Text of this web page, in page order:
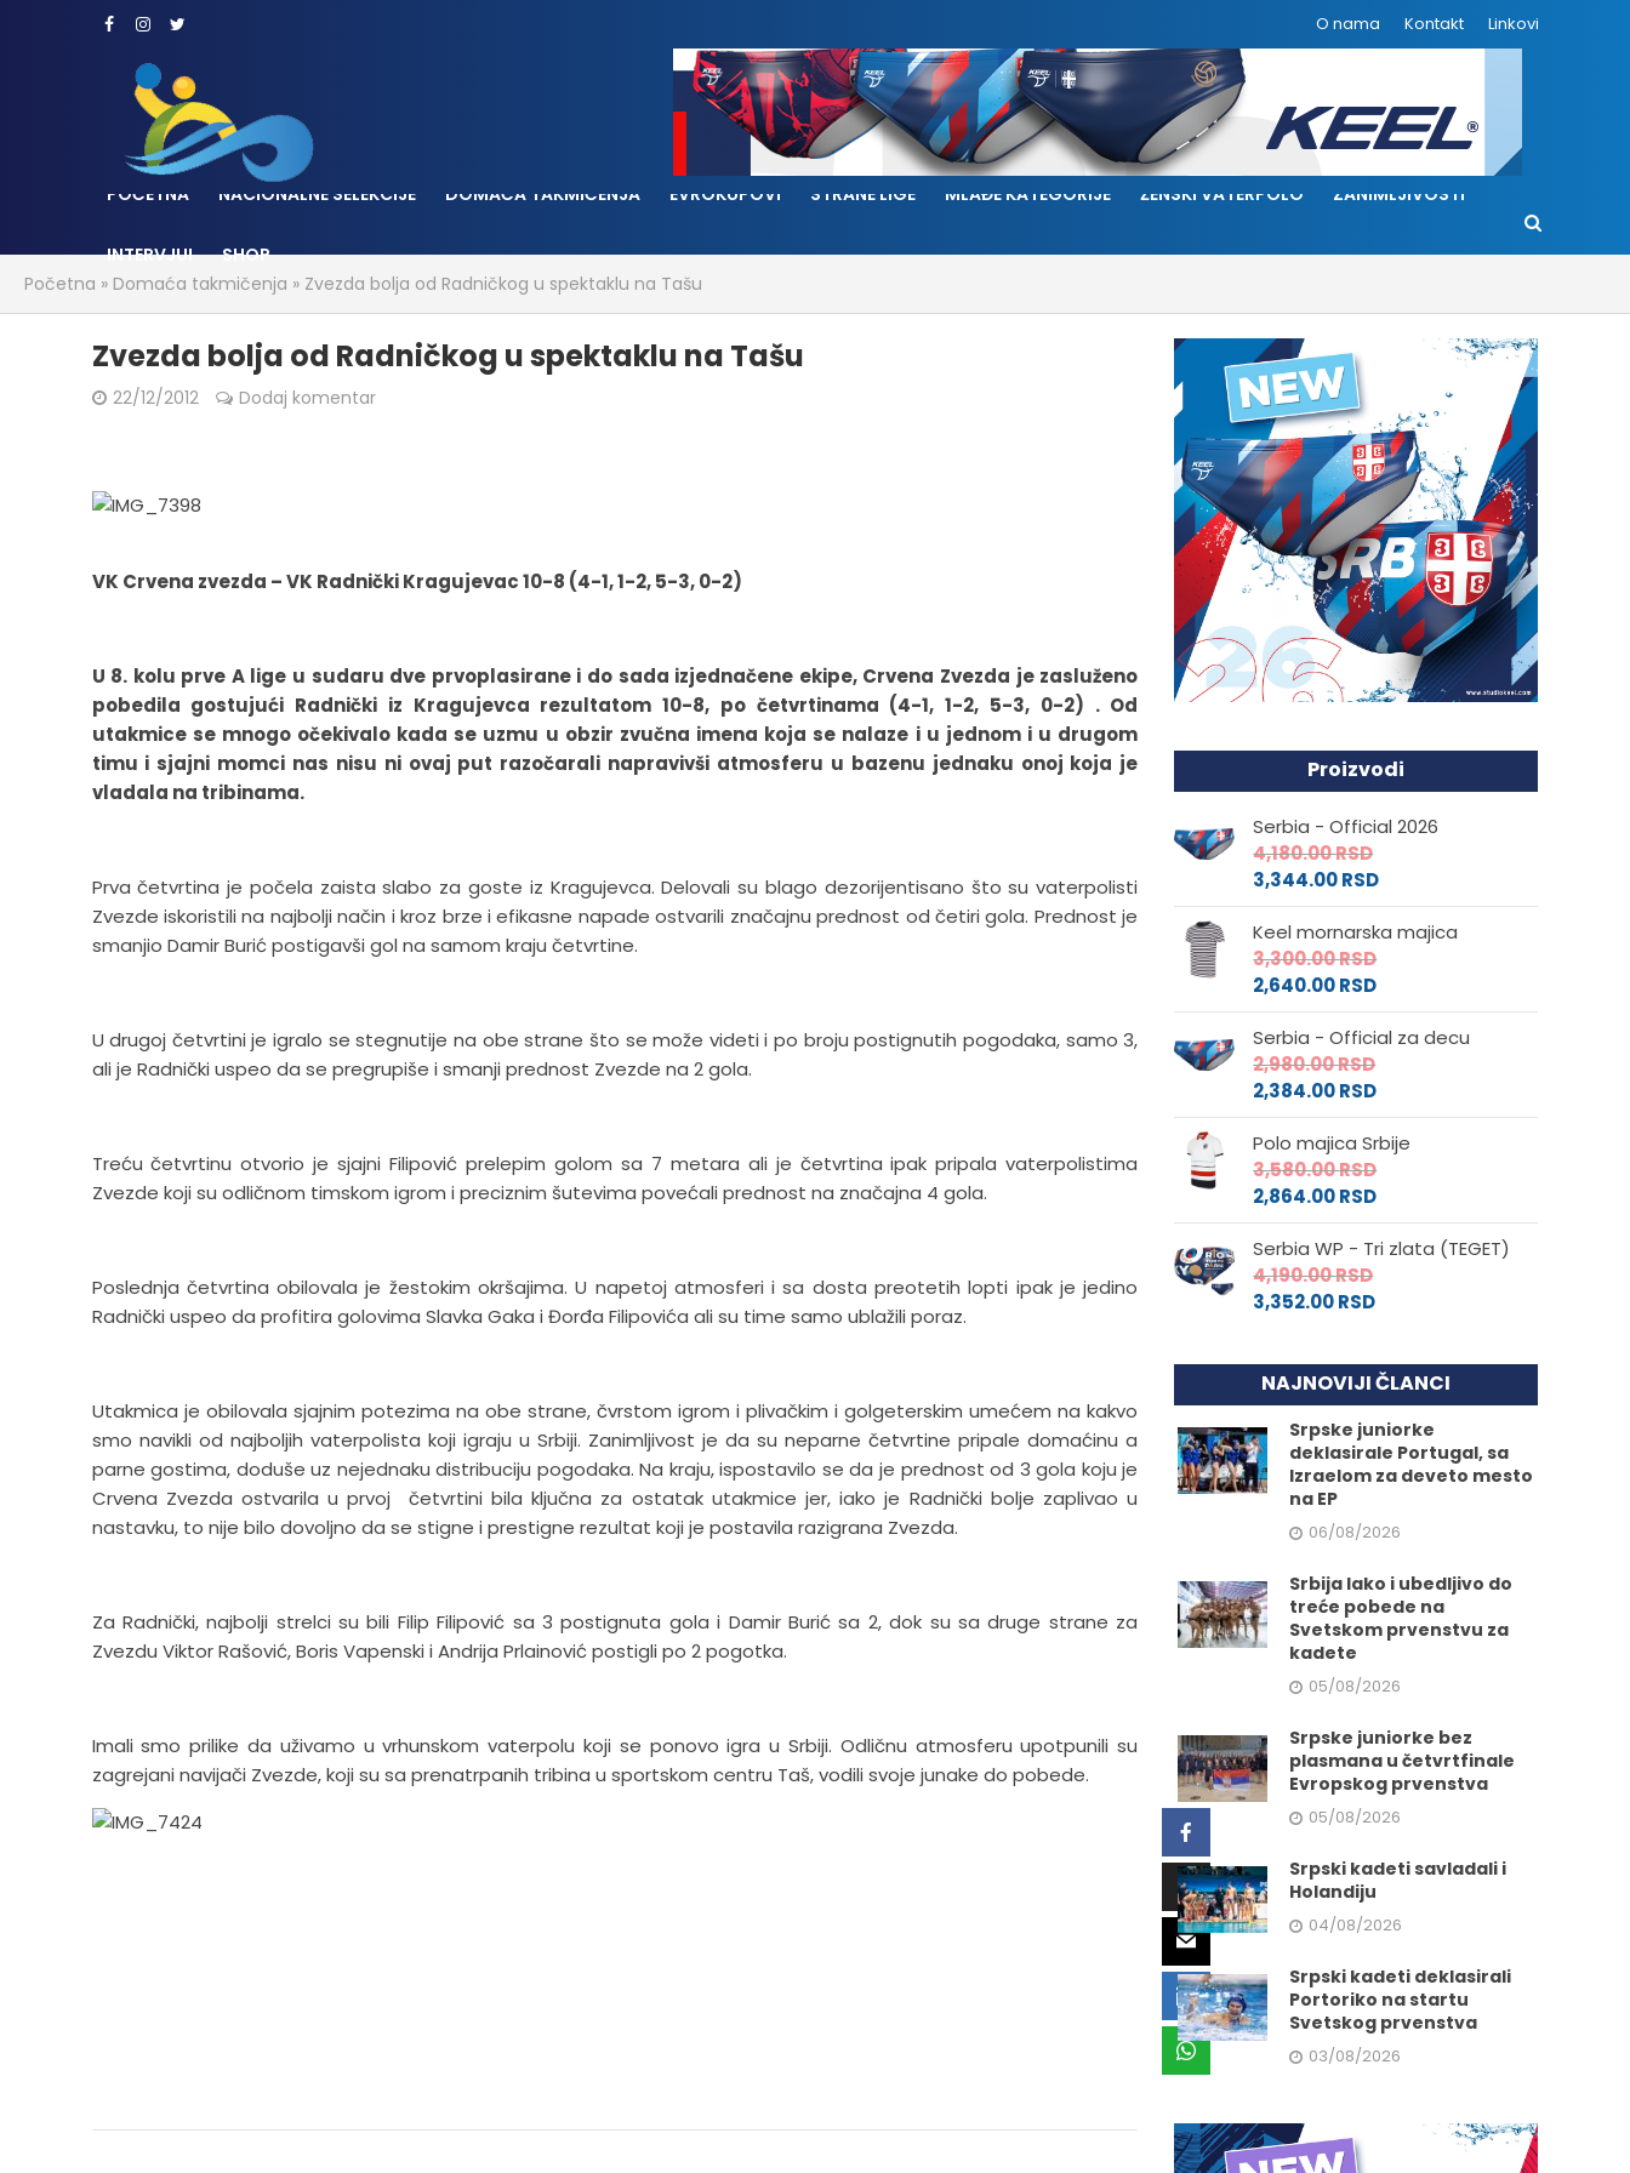
O nama Kontakt Linkovi
POČETNA NACIONALNE SELEKCIJE DOMAĆA TAKMIČENJA EVROKUPOVI STRANE LIGE MLAĐE KATEGORIJE ŽENSKI VATERPOLO ZANIMLJIVOSTI
INTERVJUI
SHOP
Početna » Domaća takmičenja » Zvezda bolja od Radničkog u spektaklu na Tašu
Zvezda bolja od Radničkog u spektaklu na Tašu
22/12/2012 Dodaj komentar
VK Crvena zvezda – VK Radnički Kragujevac 10-8 (4-1, 1-2, 5-3, 0-2)
U 8. kolu prve A lige u sudaru dve prvoplasirane i do sada izjednačene ekipe, Crvena Zvezda je zasluženo
pobedila gostujući Radnički iz Kragujevca rezultatom 10-8, po četvrtinama (4-1, 1-2, 5-3, 0-2) . Od
utakmice se mnogo očekivalo kada se uzmu u obzir zvučna imena koja se nalaze i u jednom i u drugom
timu i sjajni momci nas nisu ni ovaj put razočarali napravivši atmosferu u bazenu jednaku onoj koja je
vladala na tribinama.
Prva četvrtina je počela zaista slabo za goste iz Kragujevca. Delovali su blago dezorijentisano što su vaterpolisti
Zvezde iskoristili na najbolji način i kroz brze i efikasne napade ostvarili značajnu prednost od četiri gola. Prednost je
smanjio Damir Burić postigavši gol na samom kraju četvrtine.
U drugoj četvrtini je igralo se stegnutije na obe strane što se može videti i po broju postignutih pogodaka, samo 3,
ali je Radnički uspeo da se pregrupiše i smanji prednost Zvezde na 2 gola.
Treću četvrtinu otvorio je sjajni Filipović prelepim golom sa 7 metara ali je četvrtina ipak pripala vaterpolistima
Zvezde koji su odličnom timskom igrom i preciznim šutevima povećali prednost na značajna 4 gola.
Poslednja četvrtina obilovala je žestokim okršajima. U napetoj atmosferi i sa dosta preotetih lopti ipak je jedino
Radnički uspeo da profitira golovima Slavka Gaka i Đorđa Filipovića ali su time samo ublažili poraz.
Utakmica je obilovala sjajnim potezima na obe strane, čvrstom igrom i plivačkim i golgeterskim umećem na kakvo
smo navikli od najboljih vaterpolista koji igraju u Srbiji. Zanimljivost je da su neparne četvrtine pripale domaćinu a
parne gostima, doduše uz nejednaku distribuciju pogodaka. Na kraju, ispostavilo se da je prednost od 3 gola koju je
Crvena Zvezda ostvarila u prvoj četvrtini bila ključna za ostatak utakmice jer, iako je Radnički bolje zaplivao u
nastavku, to nije bilo dovoljno da se stigne i prestigne rezultat koji je postavila razigrana Zvezda.
Za Radnički, najbolji strelci su bili Filip Filipović sa 3 postignuta gola i Damir Burić sa 2, dok su sa druge strane za
Zvezdu Viktor Rašović, Boris Vapenski i Andrija Prlainović postigli po 2 pogotka.
Imali smo prilike da uživamo u vrhunskom vaterpolu koji se ponovo igra u Srbiji. Odličnu atmosferu upotpunili su
zagrejani navijači Zvezde, koji su sa prenatrpanih tribina u sportskom centru Taš, vodili svoje junake do pobede.
Proizvodi
Serbia - Official 2026
4,180.00RSD
3,344.00RSD
Keel mornarska majica
3,300.00RSD
2,640.00RSD
Serbia - Official za decu
2,980.00RSD
2,384.00RSD
Polo majica Srbije
3,580.00RSD
2,864.00RSD
Serbia WP - Tri zlata (TEGET)
4,190.00RSD
3,352.00RSD
NAJNOVIJI ČLANCI
Srpske juniorke
deklasirale Portugal, sa
Izraelom za deveto mesto
na EP
06/08/2026
Srbija lako i ubedljivo do
treće pobede na
Svetskom prvenstvu za
kadete
05/08/2026
Srpske juniorke bez
plasmana u četvrtfinale
Evropskog prvenstva
05/08/2026
Srpski kadeti savladali i
Holandiju
04/08/2026
Srpski kadeti deklasirali
Portoriko na startu
Svetskog prvenstva
03/08/2026